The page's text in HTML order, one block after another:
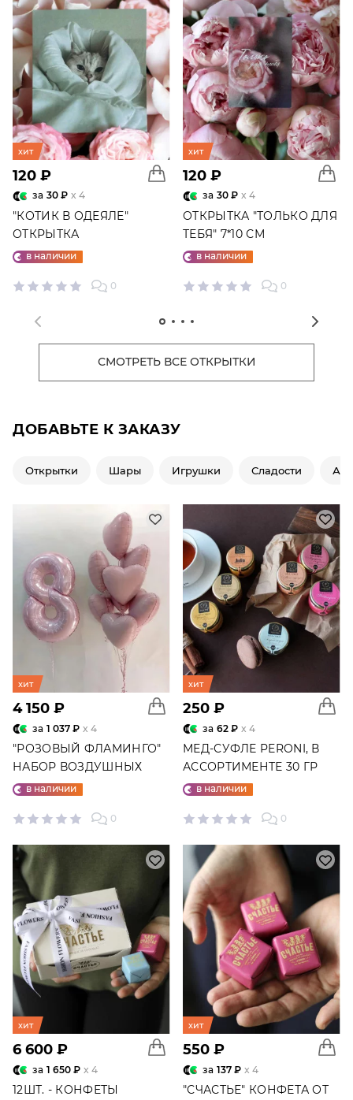
хит
120 ₽
за 30 ₽ x 4
"КОТИК В ОДЕЯЛЕ"
ОТКРЫТКА
в наличии
0
хит
120 ₽
за 30 ₽ x 4
ОТКРЫТКА "ТОЛЬКО ДЛЯ
ТЕБЯ" 7*10 СМ
в наличии
0
СМОТРЕТЬ ВСЕ ОТКРЫТКИ
ДОБАВЬТЕ К ЗАКАЗУ
Открытки Шары Игрушки Сладости
хит
4 150 ₽
за 1 037 ₽ x 4
"РОЗОВЫЙ ФЛАМИНГО"
НАБОР ВОЗДУШНЫХ
ШАРОВ №25
в наличии
0
хит
250 ₽
за 62 ₽ x 4
МЕД-СУФЛЕ PERONI, В
АССОРТИМЕНТЕ 30 ГР
в наличии
0
хит
6 600 ₽
за 1 650 ₽ x 4
12ШТ. - КОНФЕТЫ
хит
550 ₽
за 137 ₽ x 4
"СЧАСТЬЕ" КОНФЕТА ОТ